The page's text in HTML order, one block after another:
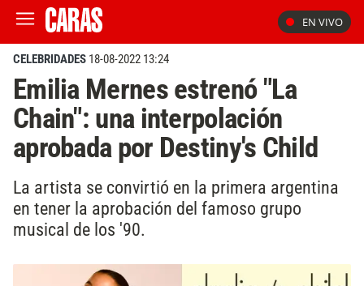
EN VIVO
CELEBRIDADES 18-08-2022 13:24
Emilia Mernes estrenó "La
Chain": una interpolación
aprobada por Destiny's Child
La artista se convirtió en la primera argentina
en tener la aprobación del famoso grupo
musical de los '90.